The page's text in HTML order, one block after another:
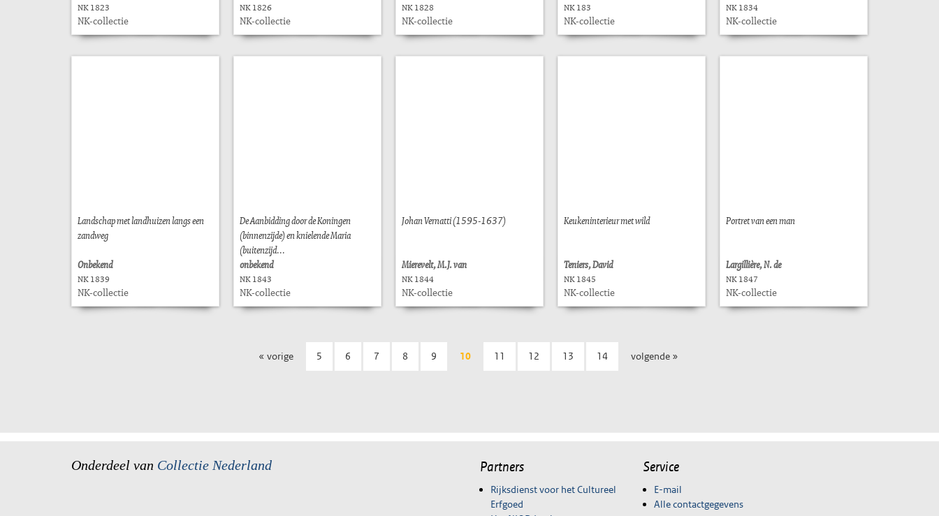
NK 1823
NK-collectie
NK 1826
NK-collectie
NK 1828
NK-collectie
NK 183
NK-collectie
NK 1834
NK-collectie
Landschap met landhuizen langs een
zandweg
Onbekend
NK 1839
NK-collectie
De Aanbidding door de Koningen
(binnenzijde) en knielende Maria
(buitenzijd...
onbekend
NK 1843
NK-collectie
Johan Vernatti (1595-1637)
Mierevelt, M.J. van
NK 1844
NK-collectie
Keukeninterieur met wild
Teniers, David
NK 1845
NK-collectie
Portret van een man
Largillière, N. de
NK 1847
NK-collectie
« vorige 5 6 7 8 9 10 11 12 13 14 volgende »
Onderdeel van Collectie Nederland Partners
Rijksdienst voor het Cultureel
Erfgoed
Service
E-mail
Alle contactgegevens